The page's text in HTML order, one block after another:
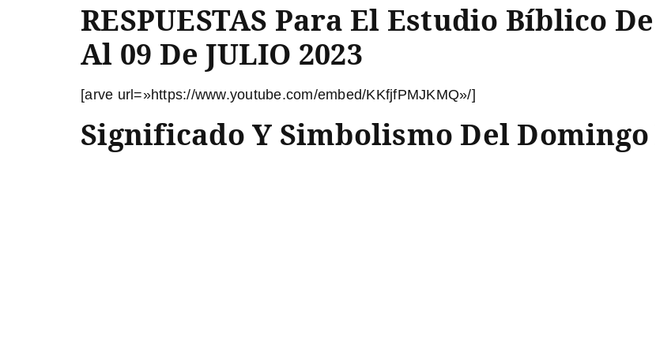
RESPUESTAS Para El Estudio Bíblico
Al 09 De JULIO 2023
[arve url=»https://www.youtube.com/embed/KKfjfPMJKMQ»/]
Significado Y Simbolismo Del Domingo